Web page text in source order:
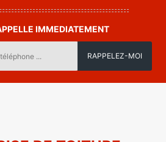
IMMEDIATEMENT